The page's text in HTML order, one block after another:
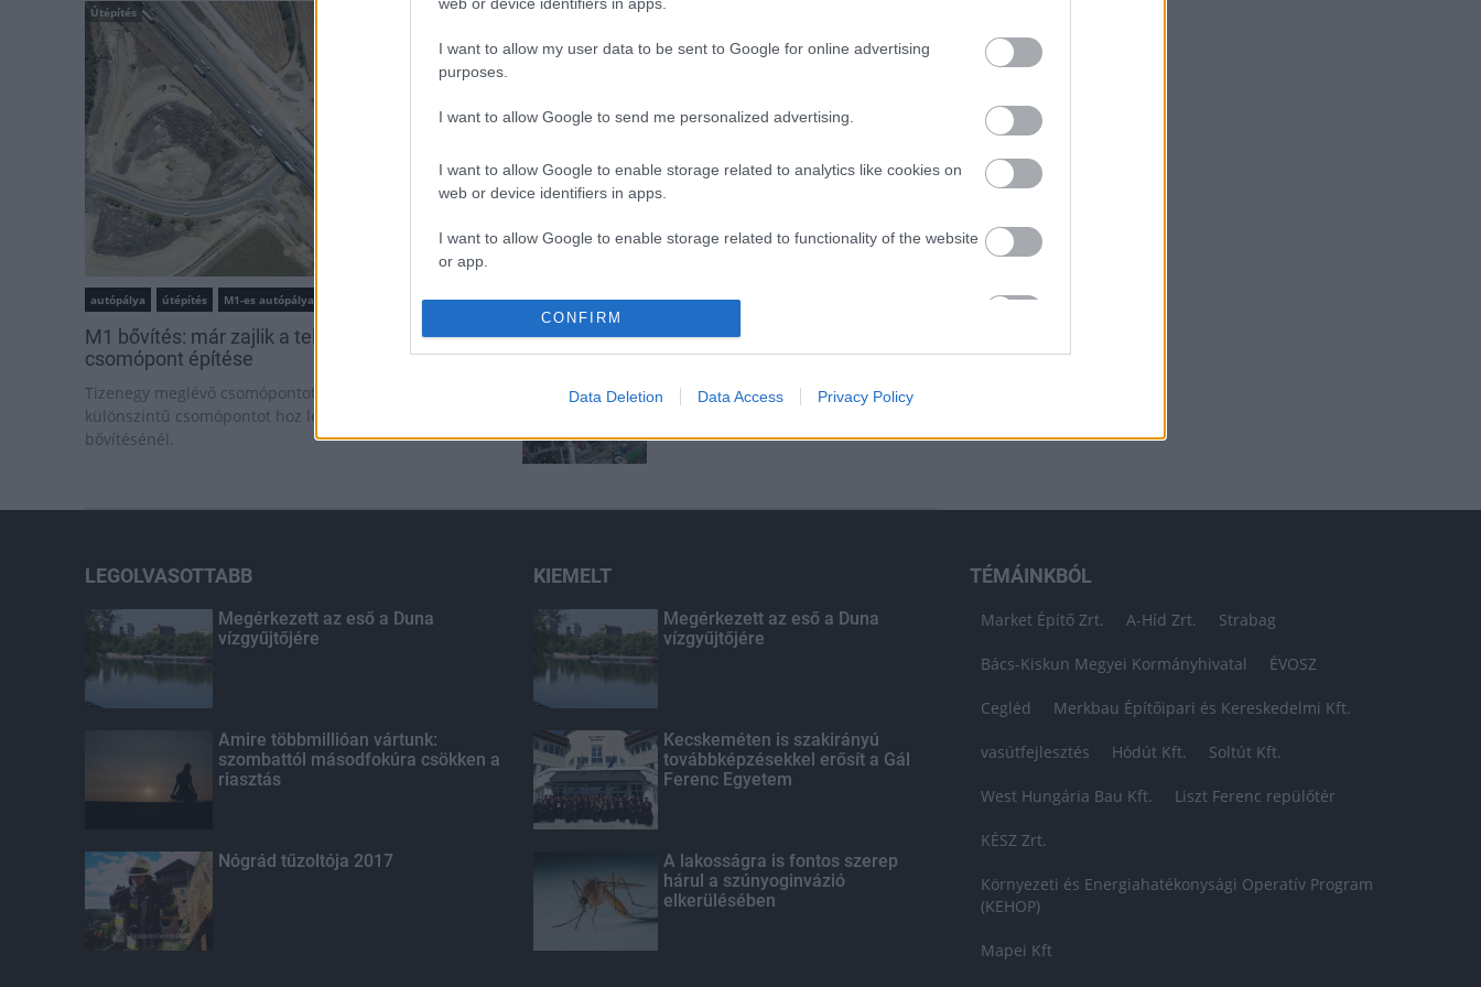
web or device identifiers in apps.
I want to allow my user data to be sent to Google for online advertising
purposes.
I want to allow Google to send me personalized advertising.
I want to allow Google to enable storage related to analytics like cookies on
web or device identifiers in apps.
I want to allow Google to enable storage related to functionality of the website
or app.
I want to allow Google to enable storage related to personalization.
I want to allow Google to enable storage related to security, including
CONFIRM
Data Deletion Data Access Privacy Policy
Útépítés
autópálya útépítés M1-es autópálya
M1 bővítés: már zajlik a teljesen új Bicske Kelet
csomópont építése
Tizenegy meglévő csomópontot korszerűsít és négy új,
különszintű csomópontot hoz létre az MKIF az M1-es
bővítésénél.
Új gyalogosátkelők és jelzőlámpás
Másfélszeresére bővítik
református iskoláját
Látványos építési szakasz indult
mérföldköve a felülvizsgálat
LEGOLVASOTTABB
Megérkezett az eső a Duna
vízgyűjtőjére
Amire többmillióan vártunk:
szombattól másodfokúra csökken a
riasztás
Nógrád tűzoltója 2017
KIEMELT
Megérkezett az eső a Duna
vízgyűjtőjére
Kecskeméten is szakirányú
továbbképzésekkel erősít a Gál
Ferenc Egyetem
A lakosságra is fontos szerep
hárul a szúnyoginvázió
elkerülésében
TÉMÁINKBÓL
Market Építő Zrt. A-Híd Zrt. Strabag
Bács-Kiskun Megyei Kormányhivatal ÉVOSZ
Cegléd Merkbau Építőipari és Kereskedelmi Kft.
vasútfejlesztés Hódút Kft. Soltút Kft.
West Hungária Bau Kft. Liszt Ferenc repülőtér
KÉSZ Zrt.
Környezeti és Energiahatékonysági Operatív Program
(KEHOP)
Mapei Kft